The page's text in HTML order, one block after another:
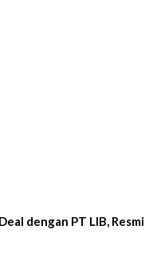
dengan PT LIB, Resmi